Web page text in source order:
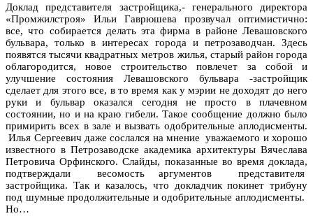
Доклад представителя застройщика,- генерального директора
«Промжилстроя» Ильи Гаврюшева прозвучал оптимистично:
все, что собирается делать эта фирма в районе Левашовского
бульвара, только в интересах города и петрозаводчан. Здесь
появятся тысячи квадратных метров жилья, старый район города
облагородится, новое строительство повлечет за собой и
улучшение состояния Левашовского бульвара -застройщик
сделает для этого все, в то время как у мэрии не доходят до него
руки и бульвар оказался сегодня не просто в плачевном
состоянии, но и на краю гибели. Такое сообщение должно было
примирить всех в зале и вызвать одобрительные аплодисменты.
Илья Сергеевич даже сослался на мнение уважаемого и хорошо
известного в Петрозаводске академика архитектуры Вячеслава
Петровича Орфинского. Слайды, показанные во время доклада,
подтверждали весомость аргументов представителя
застройщика. Так и казалось, что докладчик покинет трибуну
под шумные продолжительные и одобрительные аплодисменты.
Но…